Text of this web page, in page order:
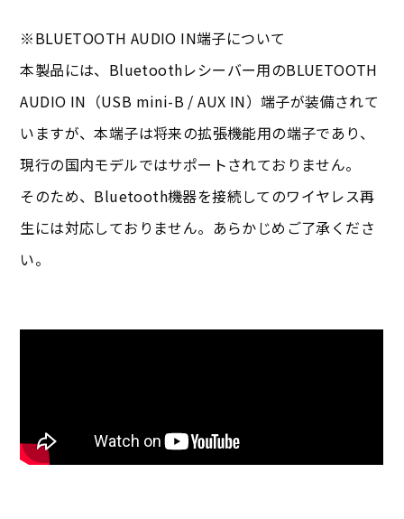
※BLUETOOTH AUDIO IN端子について
本製品には、Bluetoothレシーバー用のBLUETOOTH
AUDIO IN（USB mini-B / AUX IN）端子が装備されて
いますが、本端子は将来の拡張機能用の端子であり、
現行の国内モデルではサポートされておりません。
そのため、Bluetooth機器を接続してのワイヤレス再
生には対応しておりません。あらかじめご了承くださ
い。